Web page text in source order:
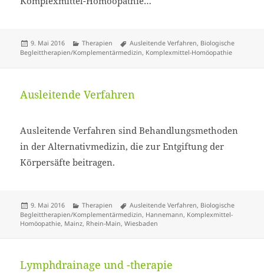
Veröffentlicht
am
9. Mai 2016 Kategorien
Therapien Schlagwörter
Ausleitende Verfahren, Biologische
Begleittherapien/Komplementärmedizin, Komplexmittel-Homöopathie
Ausleitende Verfahren
Ausleitende Verfahren sind Behandlungsmethoden
in der Alternativmedizin, die zur Entgiftung der
Körpersäfte beitragen.
Veröffentlicht
am
9. Mai 2016 Kategorien
Therapien Schlagwörter
Ausleitende Verfahren, Biologische
Begleittherapien/Komplementärmedizin, Hannemann, Komplexmittel-
Homöopathie, Mainz, Rhein-Main,Wiesbaden
Lymphdrainage und -therapie